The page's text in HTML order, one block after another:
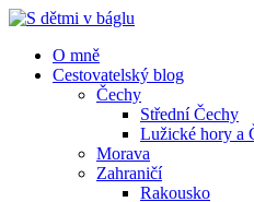
Menu
Menu
O mně
Cestovatelský blog
Čechy
Střední Čechy
Lužické hory a
Morava
Zahraničí
Rakousko